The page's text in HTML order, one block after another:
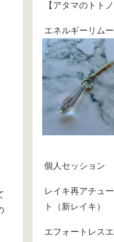
【アタマのトトノ
エネルギーリム
個人セッション
レイキ再アチュ
ト（新レイキ）
エフォートレス